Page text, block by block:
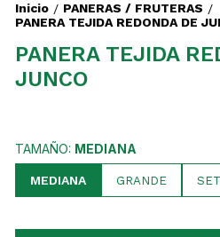
Inicio / PANERAS / FRUTERAS /
PANERA TEJIDA REDONDA DE
PANERA TEJIDA
JUNCO
TAMAÑO: MEDIANA
MEDIANA GRANDE